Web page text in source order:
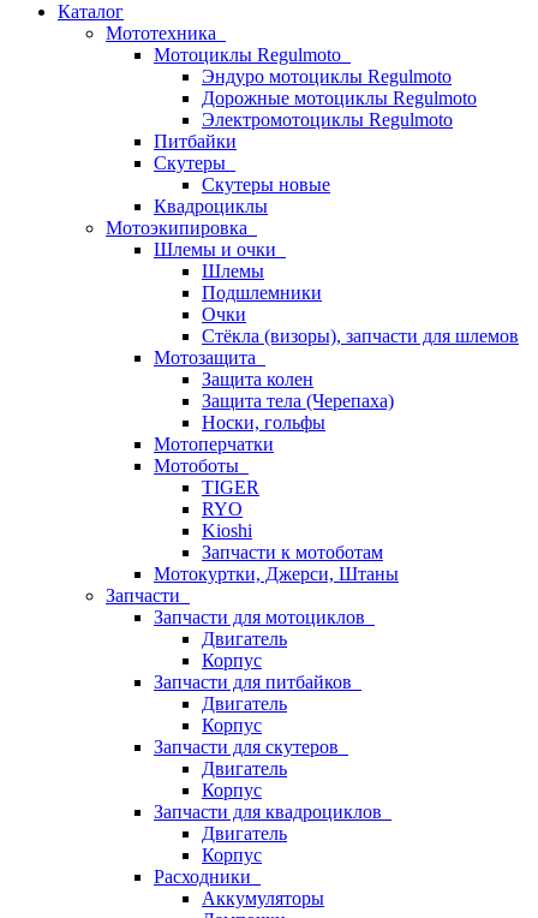
Каталог
Мототехника
Мотоциклы Regulmoto
Эндуро мотоциклы Regulmoto
Дорожные мотоциклы Regulmoto
Электромотоциклы Regulmoto
Питбайки
Скутеры
Скутеры новые
Квадроциклы
Мотоэкипировка
Шлемы и очки
Шлемы
Подшлемники
Очки
Стёкла (визоры), запчасти для шлемов
Мотозащита
Защита колен
Защита тела (Черепаха)
Носки, гольфы
Мотоперчатки
Мотоботы
TIGER
RYO
Kioshi
Запчасти к мотоботам
Мотокуртки, Джерси, Штаны
Запчасти
Запчасти для мотоциклов
Двигатель
Корпус
Запчасти для питбайков
Двигатель
Корпус
Запчасти для скутеров
Двигатель
Корпус
Запчасти для квадроциклов
Двигатель
Корпус
Расходники
Аккумуляторы